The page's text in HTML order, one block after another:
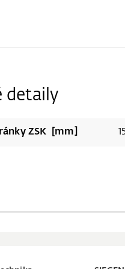
detaily
KFV: Délka schránky ZSK [mm]